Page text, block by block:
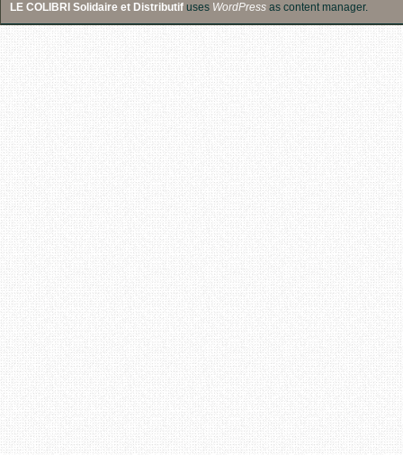
LE COLIBRI Solidaire et Distributif uses WordPress as content manager.